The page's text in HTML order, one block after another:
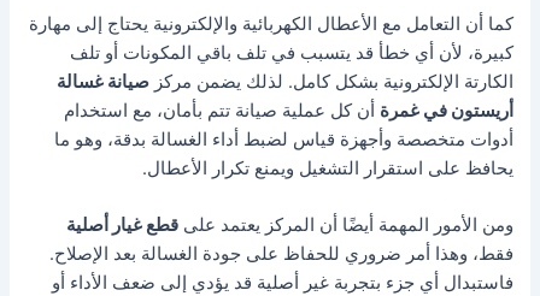
كما أن التعامل مع الأعطال الكهربائية والإلكترونية يحتاج إلى مهارة
كبيرة، لأن أي خطأ قد يتسبب في تلف باقي المكونات أو تلف
الكارتة الإلكترونية بشكل كامل. لذلك يضمن مركزصيانة غسالة
أريستون في غمرة أن كل عملية صيانة تتم بأمان، مع استخدام
أدوات متخصصة وأجهزة قياس لضبط أداء الغسالة بدقة، وهو ما
يحافظ على استقرار التشغيل ويمنع تكرار الأعطال.
ومن الأمور المهمة أيضًا أن المركز يعتمد علىقطع غيار أصلية
فقط، وهذا أمر ضروري للحفاظ على جودة الغسالة بعد الإصلاح.
فاستبدال أي جزء بتجربة غير أصلية قد يؤدي إلى ضعف الأداء أو